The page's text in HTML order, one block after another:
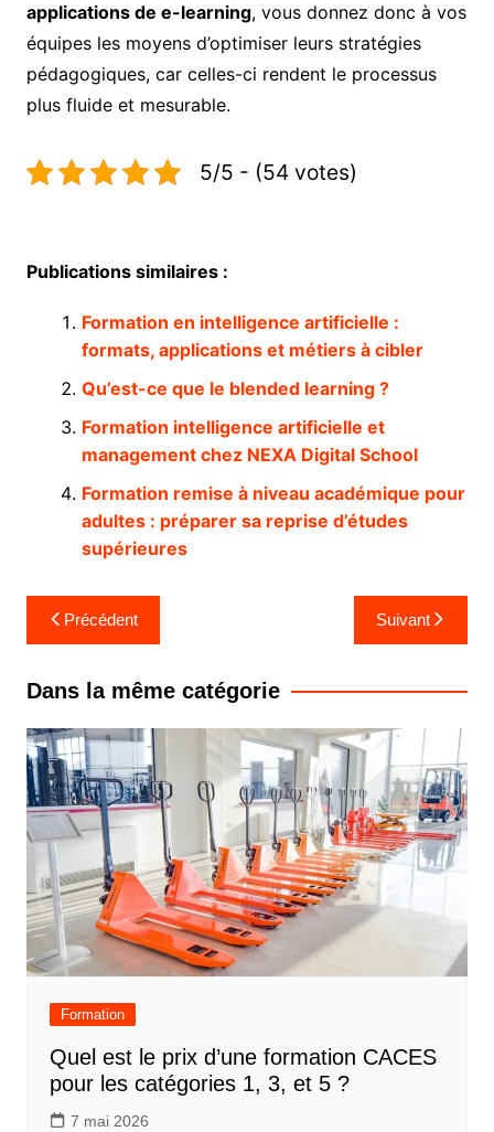
applications de e-learning, vous donnez donc à vos
équipes les moyens d’optimiser leurs stratégies
pédagogiques, car celles-ci rendent le processus
plus fluide et mesurable.
5/5 - (54 votes)
Publications similaires :
Formation en intelligence artificielle :
formats, applications et métiers à cibler
Qu’est-ce que le blended learning ?
Formation intelligence artificielle et
management chez NEXA Digital School
Formation remise à niveau académique pour
adultes : préparer sa reprise d’études
supérieures
Navigation
de
l’article
Précédent Suivant
Dans la même catégorie
Formation
Quel est le prix d’une formation CACES
pour les catégories 1, 3, et 5 ?
7 mai 2026